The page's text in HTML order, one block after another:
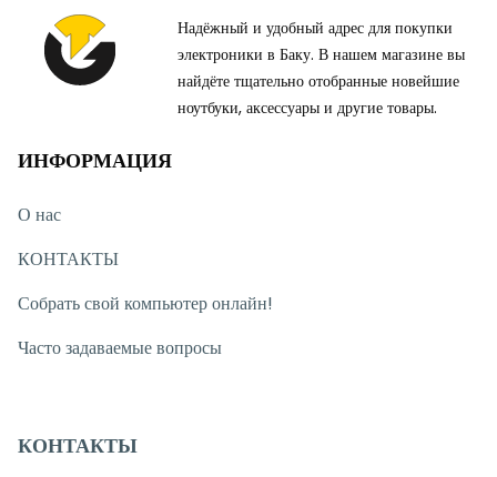
Надёжный и удобный адрес для покупки
электроники в Баку. В нашем магазине вы
найдёте тщательно отобранные новейшие
ноутбуки, аксессуары и другие товары.
ИНФОРМАЦИЯ
О нас
КОНТАКТЫ
Собрать свой компьютер онлайн!
Часто задаваемые вопросы
КОНТАКТЫ